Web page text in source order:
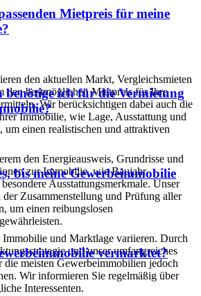
Mietpreis für meine
den aktuellen Markt, Vergleichsmieten
den bestmöglichen Mietpreis für Ihre
Wir berücksichtigen dabei auch die
Immobilie, wie Lage, Ausstattung und
einen realistischen und attraktiven
benötige ich für die Vermietung
den Energieausweis, Grundrisse und
zur Immobilie, wie Baujahr,
Ausstattungsmerkmale. Unser
der Zusammenstellung und Prüfung aller
um einen reibungslosen
bis meine Gewerbeimmobilie
und Marktlage variieren. Durch
und unser umfangreiches
meisten Gewerbeimmobilien jedoch
Wir informieren Sie regelmäßig über
Interessenten.
vermarktet?